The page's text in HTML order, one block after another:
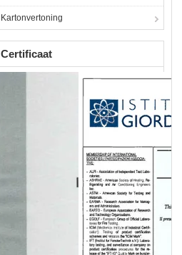
Kartonvertoning
Certificaat